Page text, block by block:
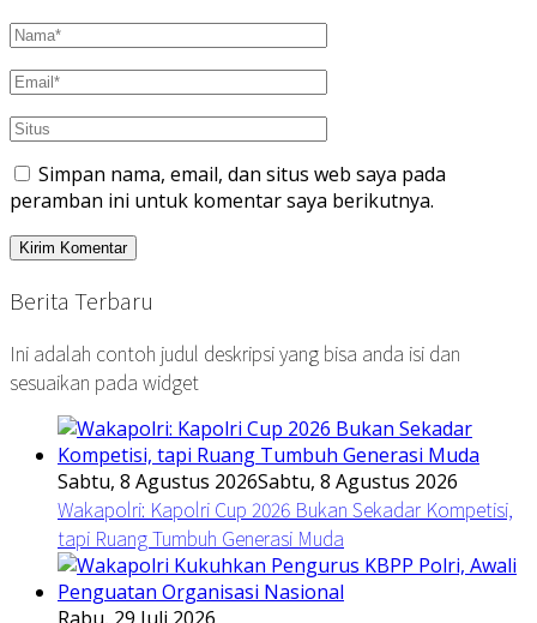
Simpan nama, email, dan situs web saya pada
peramban ini untuk komentar saya berikutnya.
Berita Terbaru
Ini adalah contoh judul deskripsi yang bisa anda isi dan
sesuaikan pada widget
Sabtu, 8 Agustus 2026Sabtu, 8 Agustus 2026
Wakapolri: Kapolri Cup 2026 Bukan Sekadar Kompetisi,
tapi Ruang Tumbuh Generasi Muda
Rabu, 29 Juli 2026